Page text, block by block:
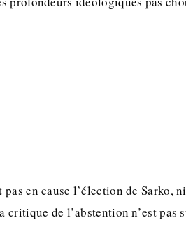
pas en cause l’élection de Sarko,
critique de l’abstention n’est pas